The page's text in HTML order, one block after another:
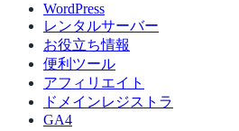
WordPress
レンタルサーバー
お役立ち情報
便利ツール
アフィリエイト
ドメインレジストラ
GA4